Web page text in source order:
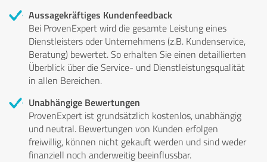
Aussagekräftiges Kundenfeedback
Bei ProvenExpert wird die gesamte Leistung eines
Dienstleisters oder Unternehmens (z.B. Kundenservice,
Beratung) bewertet. So erhalten Sie einen detaillierten
Überblick über die Service- und Dienstleistungsqualität
in allen Bereichen.
Unabhängige Bewertungen
ProvenExpert ist grundsätzlich kostenlos, unabhängig
und neutral. Bewertungen von Kunden erfolgen
freiwillig, können nicht gekauft werden und sind weder
finanziell noch anderweitig beeinflussbar.